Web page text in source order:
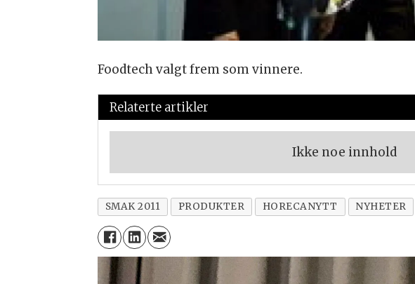
Foodtech valgt frem som vinnere.
Relaterte artikler
Ikke noe innhold
SMAK 2011 PRODUKTER HORECANYTT NYHETER